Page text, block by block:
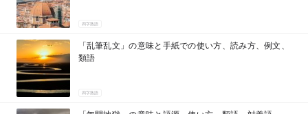
四字熟語
「乱筆乱文」の意味と手紙での使い方、読み方、例文、
類語
四字熟語